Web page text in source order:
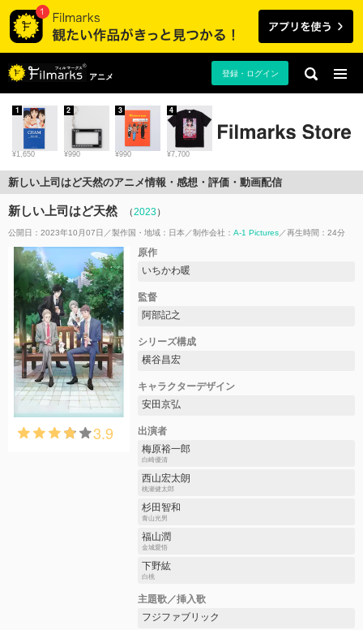
アニメ 登録・ログイン
¥1,650
1
¥990
2
¥990
3
¥7,700
4
新しい上司はど天然のアニメ情報・感想・評価・動画配信
新しい上司はど天然 （2023）
公開日：2023年10月07日 製作国・地域： 日本 制作会社： A-1 Pictures 再生時間：24分
3.9
原作
いちかわ暖
監督
阿部記之
シリーズ構成
横谷昌宏
キャラクターデザイン
安田京弘
出演者
梅原裕一郎
白崎優清
西山宏太朗
桃瀬健太郎
杉田智和
青山光男
福山潤
金城愛悟
下野紘
白桃
主題歌／挿入歌
フジファブリック